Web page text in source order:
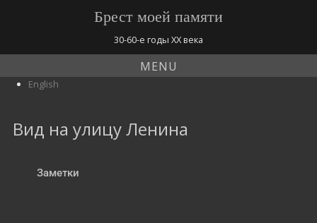
Брест моей памяти
30-60-е годы ХХ века
MENU
English
Вид на улицу Ленина
Заметки